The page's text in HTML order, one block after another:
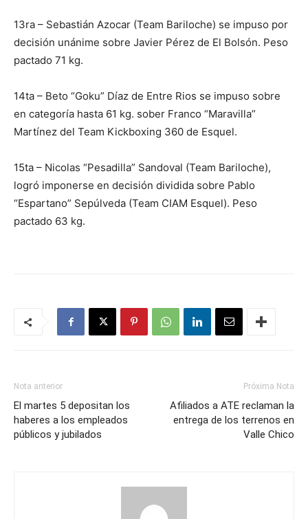
13ra – Sebastián Azocar (Team Bariloche) se impuso por
decisión unánime sobre Javier Pérez de El Bolsón. Peso
pactado 71 kg.
14ta – Beto “Goku” Díaz de Entre Rios se impuso sobre
en categoría hasta 61 kg. sober Franco “Maravilla”
Martínez del Team Kickboxing 360 de Esquel.
15ta – Nicolas “Pesadilla” Sandoval (Team Bariloche),
logró imponerse en decisión dividida sobre Pablo
“Espartano” Sepúlveda (Team CIAM Esquel). Peso
pactado 63 kg.
Nota anterior
El martes 5 depositan los
haberes a los empleados
públicos y jubilados
Próxima Nota
Afiliados a ATE reclaman la
entrega de los terrenos en
Valle Chico